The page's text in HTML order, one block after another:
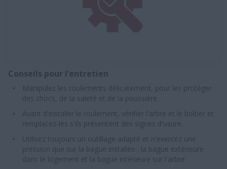
Conseils pour l’entretien
Manipulez les roulements délicatement, pour les protéger
des chocs, de la saleté et de la poussière.
Avant d'installer le roulement, vérifier l'arbre et le boîtier et
remplacez-les s'ils présentent des signes d'usure.
Utilisez toujours un outillage adapté et n'exercez une
pression que sur la bague installée : la bague extérieure
dans le logement et la bague intérieure sur l'arbre.